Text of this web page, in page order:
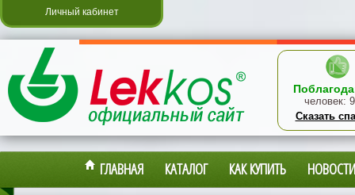
Личный кабинет
человек:
Сказать
ГЛАВНАЯ КАТАЛОГ КАК КУПИТЬ НОВОСТИ